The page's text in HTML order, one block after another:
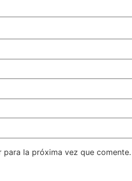
la próxima vez que comente.